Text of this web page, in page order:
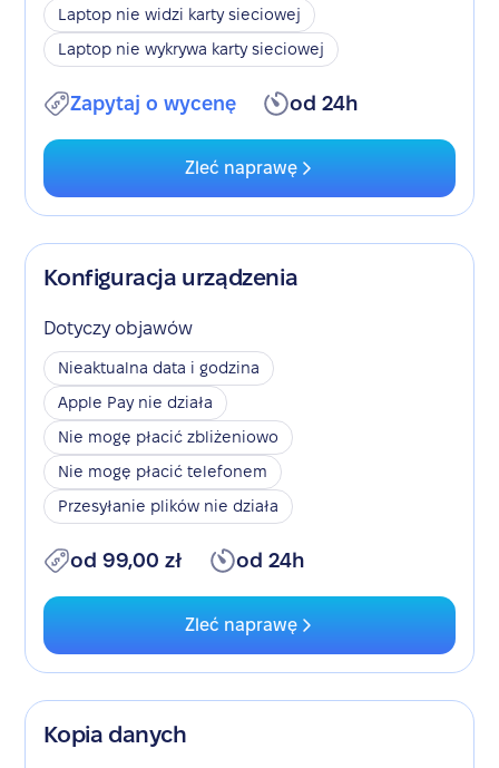
Laptop nie widzi karty sieciowej
Laptop nie wykrywa karty sieciowej
Zapytaj o wycenę od 24h
Zleć naprawę
Konfiguracja urządzenia
Dotyczy objawów
Nieaktualna data i godzina
Apple Pay nie działa
Nie mogę płacić zbliżeniowo
Nie mogę płacić telefonem
Przesyłanie plików nie działa
od 99,00 zł od 24h
Zleć naprawę
Kopia danych